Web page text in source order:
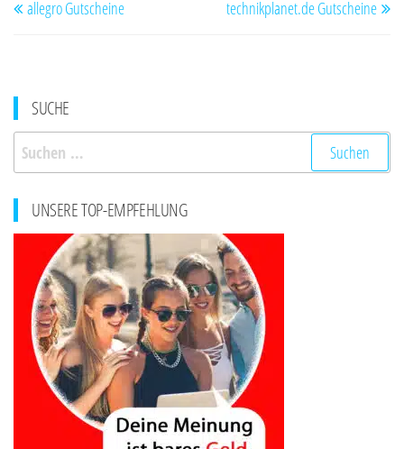
Beitrag
allegro Gutscheine technikplanet.de Gutscheine
SUCHE
Suchen
nach:
UNSERE TOP-EMPFEHLUNG